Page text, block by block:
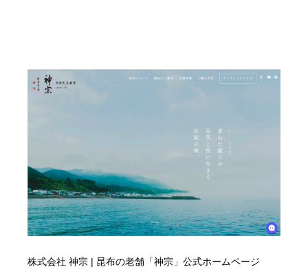
株式会社 神宗 | 昆布の老舗「神宗」公式ホームページ